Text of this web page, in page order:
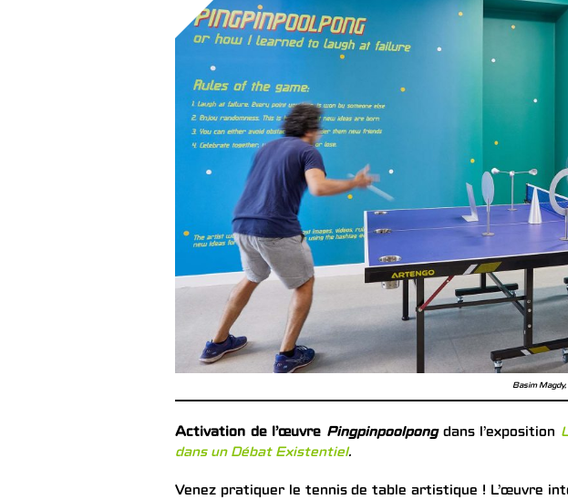
Basim Magdy,
Activation de l’œuvre Pingpinpoolpongdans l’exposition
dans un Débat Existentiel.
Venez pratiquer le tennis de table artistique ! L’œuvre